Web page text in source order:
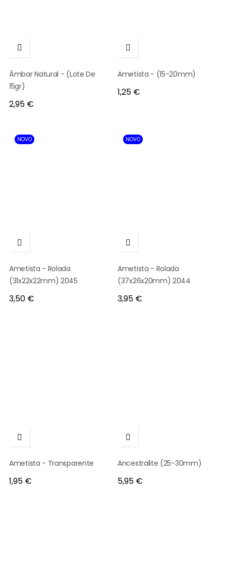

Âmbar Natural - (Lote De
15gr)
Preço
2,95 €

Ametista - (15-20mm)
Preço
1,25 €
NOVO

Ametista - Rolada
(31x22x22mm) 2045
Preço
3,50 €
NOVO

Ametista - Rolada
(37x26x20mm) 2044
Preço
3,95 €

Ametista - Transparente
Preço
1,95 €

Ancestralite (25-30mm)
Preço
5,95 €